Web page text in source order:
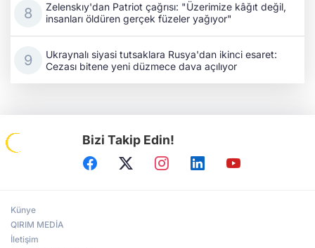
Zelenskıy'dan Patriot çağrısı: "Üzerimize kâğıt değil,
insanları öldüren gerçek füzeler yağıyor"
Ukraynalı siyasi tutsaklara Rusya'dan ikinci esaret:
Cezası bitene yeni düzmece dava açılıyor
Bizi Takip Edin!
Künye
QIRIM MEDİA
İletişim